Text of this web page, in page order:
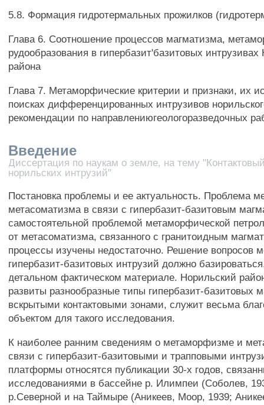
5.8. Формация гидротермальных прожилков
Глава 6. Соотношение процессов магматизма,
рудообразования в гипербазит'базитовых интрузивах
района
Глава 7. Метаморфические критерии и признаки, их
поисках дифференцированных интрузивов
рекомендации по направлениюгеологоразведочных
Введение
Диссертация по наукам о земле, на тему
норильских интрузий"
Постановка проблемы и ее актуальность. Проблема
метасоматизма в связи с гипербазит-базитовым
самостоятельной проблемой метаморфической
от метасоматизма, связанного с гранитоидным
процессы изучены недостаточно. Решение вопросов
гипербазит-базитовых интрузий должно
детальном фактическом материале. Норильский
развиты разнообразные типы гипербазит-базитовых
вскрытыми контактовыми зонами, служит весьма
объектом для такого исследования.
К наиболее ранним сведениям о метаморфизме и
связи с гипербазит-базитовыми и трапповыми
платформы относятся публикации 30-х годов,
исследованиями в бассейне р. Илимпеи (Соболев,
р.Северной и на Таймыре (Аникеев, Моор, 1939;